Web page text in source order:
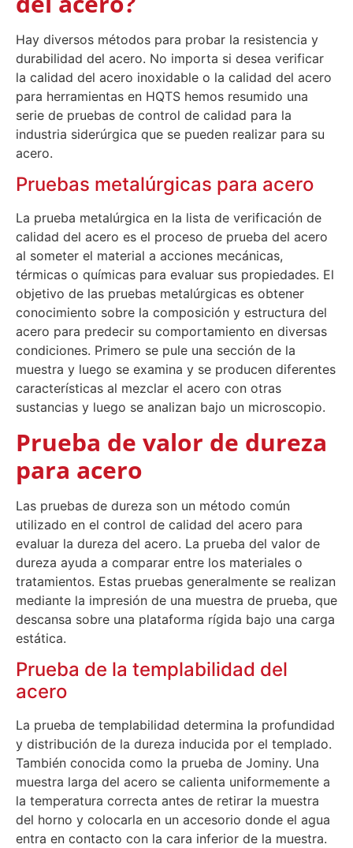
Hay diversos métodos para probar la resistencia y
durabilidad del acero. No importa si desea verificar
la calidad del acero inoxidable o la calidad del acero
para herramientas en HQTS hemos resumido una
serie de pruebas de control de calidad para la
industria siderúrgica que se pueden realizar para su
acero.
Pruebas metalúrgicas para acero
La prueba metalúrgica en la lista de verificación de
calidad del acero es el proceso de prueba del acero
al someter el material a acciones mecánicas,
térmicas o químicas para evaluar sus propiedades. El
objetivo de las pruebas metalúrgicas es obtener
conocimiento sobre la composición y estructura del
acero para predecir su comportamiento en diversas
condiciones. Primero se pule una sección de la
muestra y luego se examina y se producen diferentes
características al mezclar el acero con otras
sustancias y luego se analizan bajo un microscopio.
Prueba de valor de dureza
para acero
Las pruebas de dureza son un método común
utilizado en el control de calidad del acero para
evaluar la dureza del acero. La prueba del valor de
dureza ayuda a comparar entre los materiales o
tratamientos. Estas pruebas generalmente se realizan
mediante la impresión de una muestra de prueba, que
descansa sobre una plataforma rígida bajo una carga
estática.
Prueba de la templabilidad del
acero
La prueba de templabilidad determina la profundidad
y distribución de la dureza inducida por el templado.
También conocida como la prueba de Jominy. Una
muestra larga del acero se calienta uniformemente a
la temperatura correcta antes de retirar la muestra
del horno y colocarla en un accesorio donde el agua
entra en contacto con la cara inferior de la muestra.